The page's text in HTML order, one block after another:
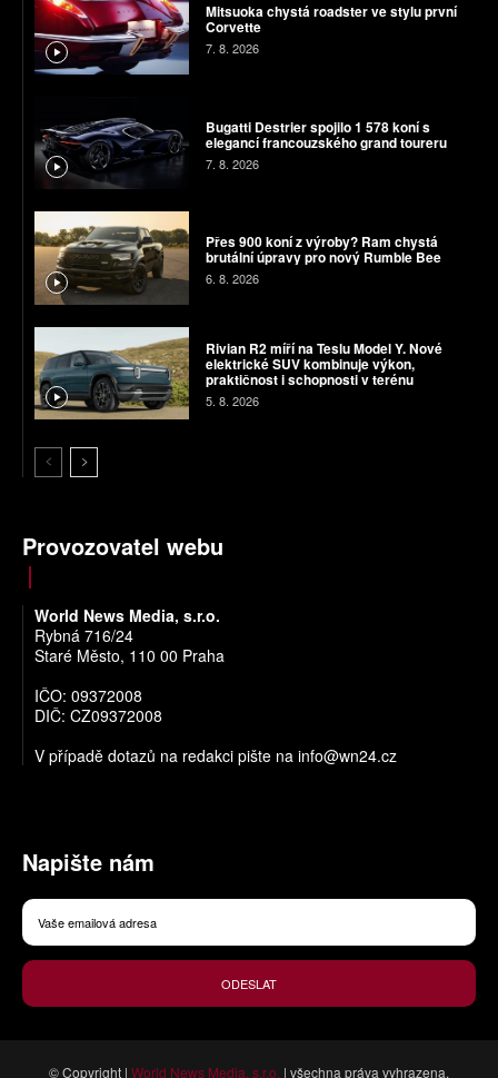
Mitsuoka chystá roadster ve stylu první
Corvette
7. 8. 2026
Bugatti Destrier spojilo 1 578 koní s
elegancí francouzského grand toureru
7. 8. 2026
Přes 900 koní z výroby? Ram chystá
brutální úpravy pro nový Rumble Bee
6. 8. 2026
Rivian R2 míří na Teslu Model Y. Nové
elektrické SUV kombinuje výkon,
praktičnost i schopnosti v terénu
5. 8. 2026
Provozovatel webu
World News Media, s.r.o.
Rybná 716/24
Staré Město, 110 00 Praha
IČO: 09372008
DIČ: CZ09372008
V případě dotazů na redakci pište na info@wn24.cz
Napište nám
ODESLAT
© Copyright | World News Media, s.r.o. | všechna práva vyhrazena.